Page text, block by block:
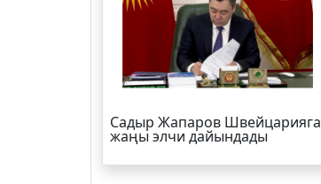
Садыр Жапаров Швейцарияга
жаңы элчи дайындады